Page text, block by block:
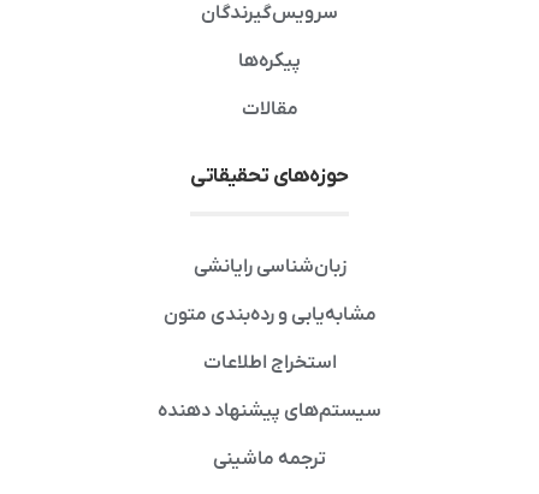
سرویس‌گیرندگان
پیکره‌ها
مقالات
حوزه‌های تحقیقاتی
زبان‌شناسی رایانشی
مشابه‌یابی و رده‌بندی متون
استخراج اطلاعات
سیستم‌های پیشنهاد دهنده
ترجمه ماشینی